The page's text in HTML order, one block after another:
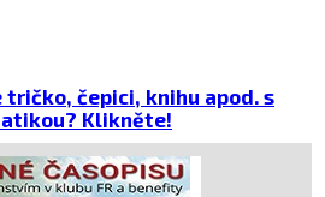
tričko, čepici, knihu apod. s
Klikněte!